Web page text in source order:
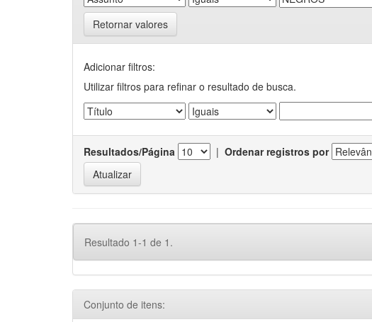
Retornar valores
Adicionar filtros:
Utilizar filtros para refinar o resultado de busca.
Resultados/Página | Ordenar registros por
Resultado 1-1 de 1.
Conjunto de itens: